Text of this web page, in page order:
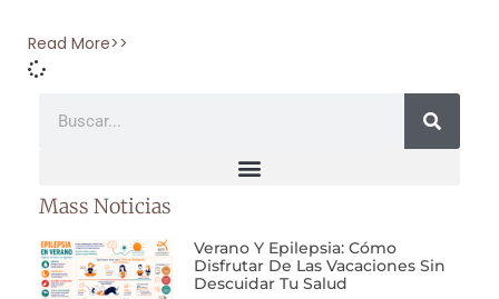
Read More>>
Mass Noticias
Verano Y Epilepsia: Cómo
Disfrutar De Las Vacaciones Sin
Descuidar Tu Salud